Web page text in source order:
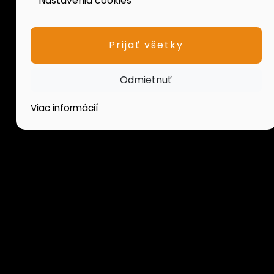
Prijať všetky
Odmietnuť
Viac informácií